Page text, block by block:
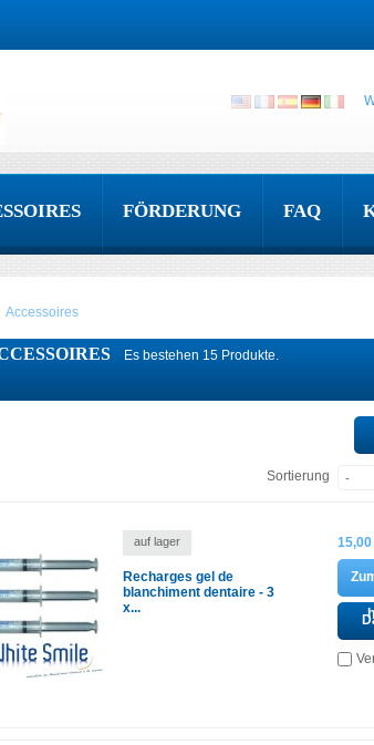
FÖRDERUNG FAQ
Accessoires
Es bestehen 15 Produkte.
Sortierung
auf lager
Recharges gel de
blanchiment dentaire - 3
x...
15,00